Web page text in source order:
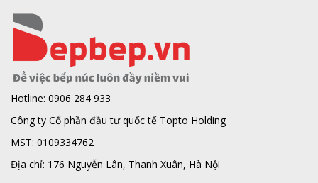
Hotline: 0906 284 933
Công ty Cổ phần đầu tư quốc tế Topto Holding
MST: 0109334762
Địa chỉ: 176 Nguyễn Lân, Thanh Xuân, Hà Nội